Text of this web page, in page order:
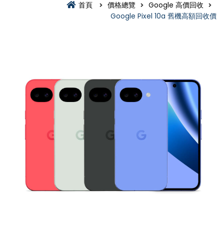
首頁 價格總覽
Google 高價回收
Google Pixel 10a 舊機高額回收價